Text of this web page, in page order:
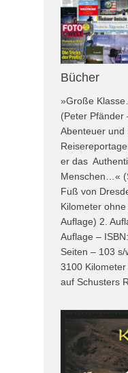
Bücher
»Große
(Peter Pfänder
Abenteuer und
er das
Menschen…«
Fuß von
Kilometer
Auflage) 2.
Auflage –
Seiten – 103
3100
auf Schusters